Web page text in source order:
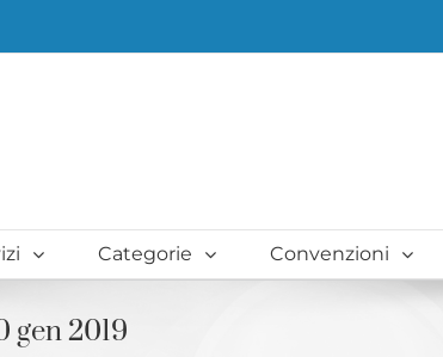
Categorie Convenzioni
gen 2019